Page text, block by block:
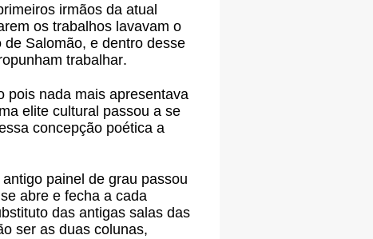
irmãos da atual
os trabalhos lavavam o
Salomão, e dentro desse
trabalhar.
pois nada mais apresentava
elite cultural passou a se
concepção poética a
painel de grau passou
abre e fecha a cada
das antigas salas das
ser as duas colunas,